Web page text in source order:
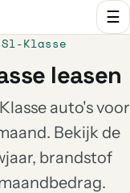
☰
Sl-Klasse
leasen
auto's voor
Bekijk de
brandstof